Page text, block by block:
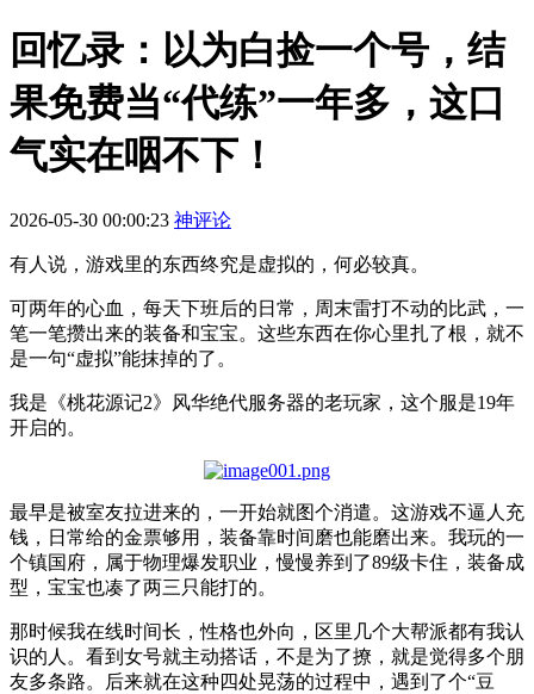
回忆录：以为白捡一个号，结
果免费当“代练”一年多，这口
气实在咽不下！
2026-05-30 00:00:23 神评论
有人说，游戏里的东西终究是虚拟的，何必较真。
可两年的心血，每天下班后的日常，周末雷打不动的比武，一
笔一笔攒出来的装备和宝宝。这些东西在你心里扎了根，就不
是一句“虚拟”能抹掉的了。
我是《桃花源记2》风华绝代服务器的老玩家，这个服是19年
开启的。
最早是被室友拉进来的，一开始就图个消遣。这游戏不逼人充
钱，日常给的金票够用，装备靠时间磨也能磨出来。我玩的一
个镇国府，属于物理爆发职业，慢慢养到了89级卡住，装备成
型，宝宝也凑了两三只能打的。
那时候我在线时间长，性格也外向，区里几个大帮派都有我认
识的人。看到女号就主动搭话，不是为了撩，就是觉得多个朋
友多条路。后来就在这种四处晃荡的过程中，遇到了个“豆